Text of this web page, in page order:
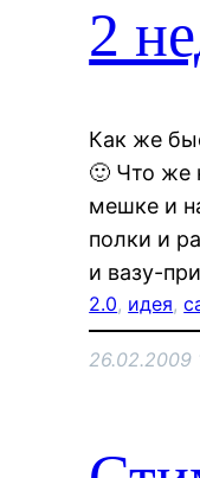
2
Как же
🙂 Что же
мешке и
полки и
и вазу-
2.0, идея,
26.02.2009